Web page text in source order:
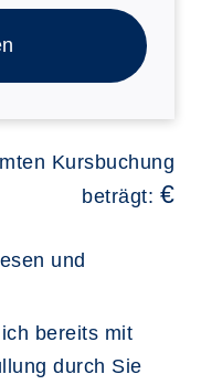
Kursbuchung
beträgt: €
im
und
neuen Browsertab
bereits mit
durch Sie